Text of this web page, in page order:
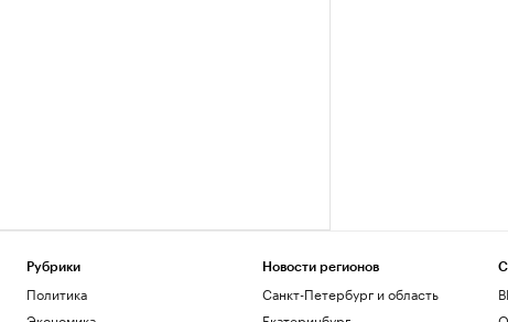
Рубрики
Политика
Новости регионов
Санкт-Петербург и область